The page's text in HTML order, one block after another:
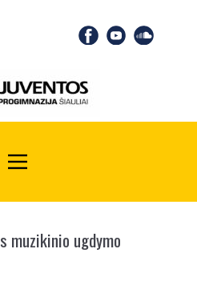
19366
muzikinio ugdymo